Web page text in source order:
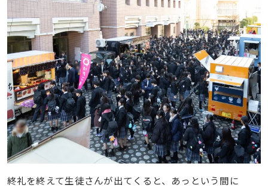
終礼を終えて生徒さんが出てくると、あっという間に